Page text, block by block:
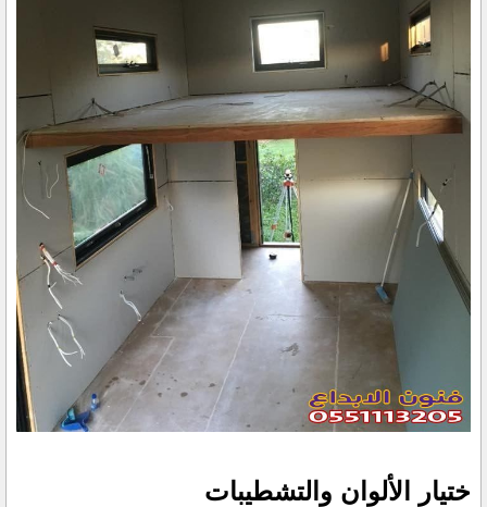
ختيار الألوان والتشطيبات